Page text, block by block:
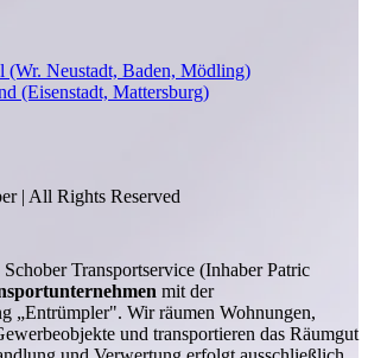
(Wr. Neustadt, Baden, Mödling)
(Eisenstadt, Mattersburg)
| All Rights Reserved
Schober Transportservice (Inhaber Patric
mit der
„Entrümpler". Wir räumen Wohnungen,
und transportieren das Räumgut